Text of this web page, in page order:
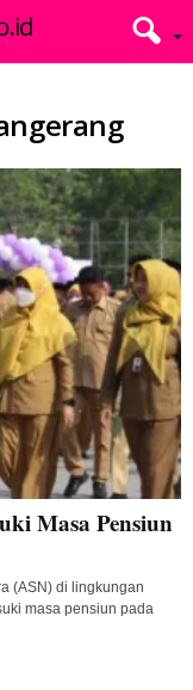
Masa Pensiun
(ASN) di lingkungan
masa pensiun pada